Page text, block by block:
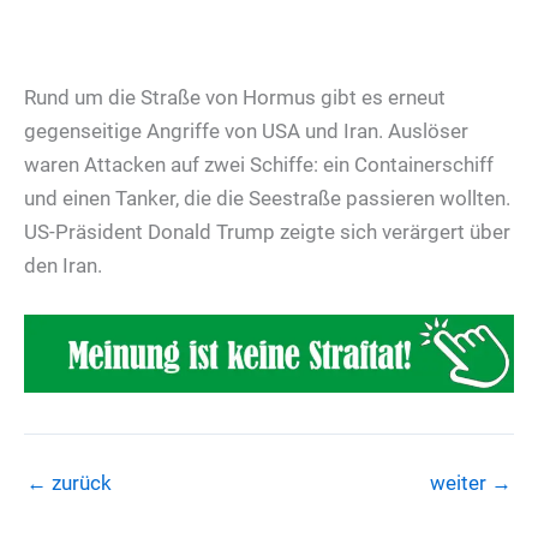
Rund um die Straße von Hormus gibt es erneut
gegenseitige Angriffe von USA und Iran. Auslöser
waren Attacken auf zwei Schiffe: ein Containerschiff
und einen Tanker, die die Seestraße passieren wollten.
US-Präsident Donald Trump zeigte sich verärgert über
den Iran.
← zurück weiter →